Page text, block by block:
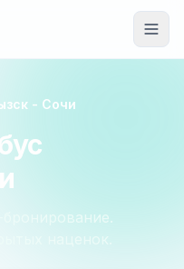
- Сочи
наценок.